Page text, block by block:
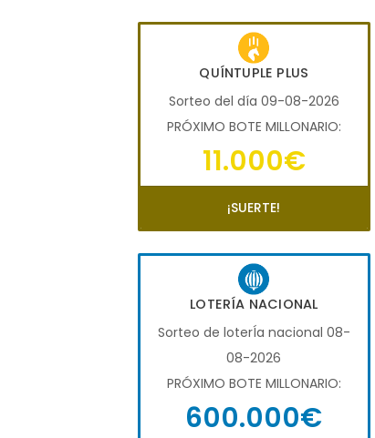
QUÍNTUPLE PLUS
Sorteo del día 09-08-2026
PRÓXIMO BOTE MILLONARIO:
11.000€
¡SUERTE!
LOTERÍA NACIONAL
Sorteo de loterÍa nacional 08-
08-2026
PRÓXIMO BOTE MILLONARIO:
600.000€